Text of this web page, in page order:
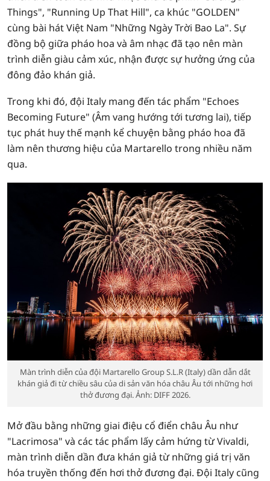
Things", "Running Up That Hill", ca khúc "GOLDEN"
cùng bài hát Việt Nam "Những Ngày Trời Bao La". Sự
đồng bộ giữa pháo hoa và âm nhạc đã tạo nên màn
trình diễn giàu cảm xúc, nhận được sự hưởng ứng của
đông đảo khán giả.
Trong khi đó, đội Italy mang đến tác phẩm "Echoes
Becoming Future" (Âm vang hướng tới tương lai), tiếp
tục phát huy thế mạnh kể chuyện bằng pháo hoa đã
làm nên thương hiệu của Martarello trong nhiều năm
qua.
Màn trình diễn của đội Martarello Group S.L.R (Italy) dần dẫn dắt
khán giả đi từ chiều sâu của di sản văn hóa châu Âu tới những hơi
thở đương đại. Ảnh: DIFF 2026.
Mở đầu bằng những giai điệu cổ điển châu Âu như
"Lacrimosa" và các tác phẩm lấy cảm hứng từ Vivaldi,
màn trình diễn dần đưa khán giả từ những giá trị văn
hóa truyền thống đến hơi thở đương đại. Đội Italy cũng